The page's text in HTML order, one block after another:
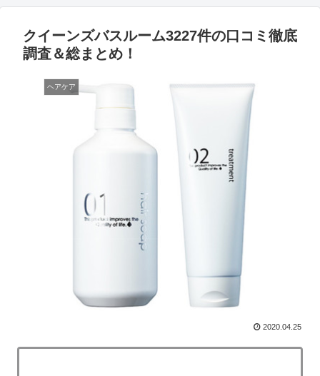
クイーンズバスルーム3227件の口コミ徹底
調査＆総まとめ！
ヘアケア
2020.04.25